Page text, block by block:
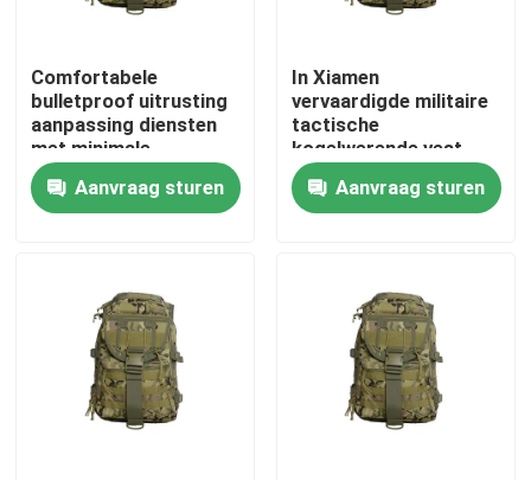
Fabriekstocht
Kwaliteitscontrole
Vraag een offerte
Militaire Tactische Slijtage
Comfortabele
bulletproof uitrusting
aanpassing diensten
met minimale
bestelhoeveelheid van
1000pcsAanvraag sturen
In Xiamen
vervaardigde militaire
tactische
kogelwerende vest
met verstelbare
schouderbanden en
NIJ 0101.06
Aanvraag sturen